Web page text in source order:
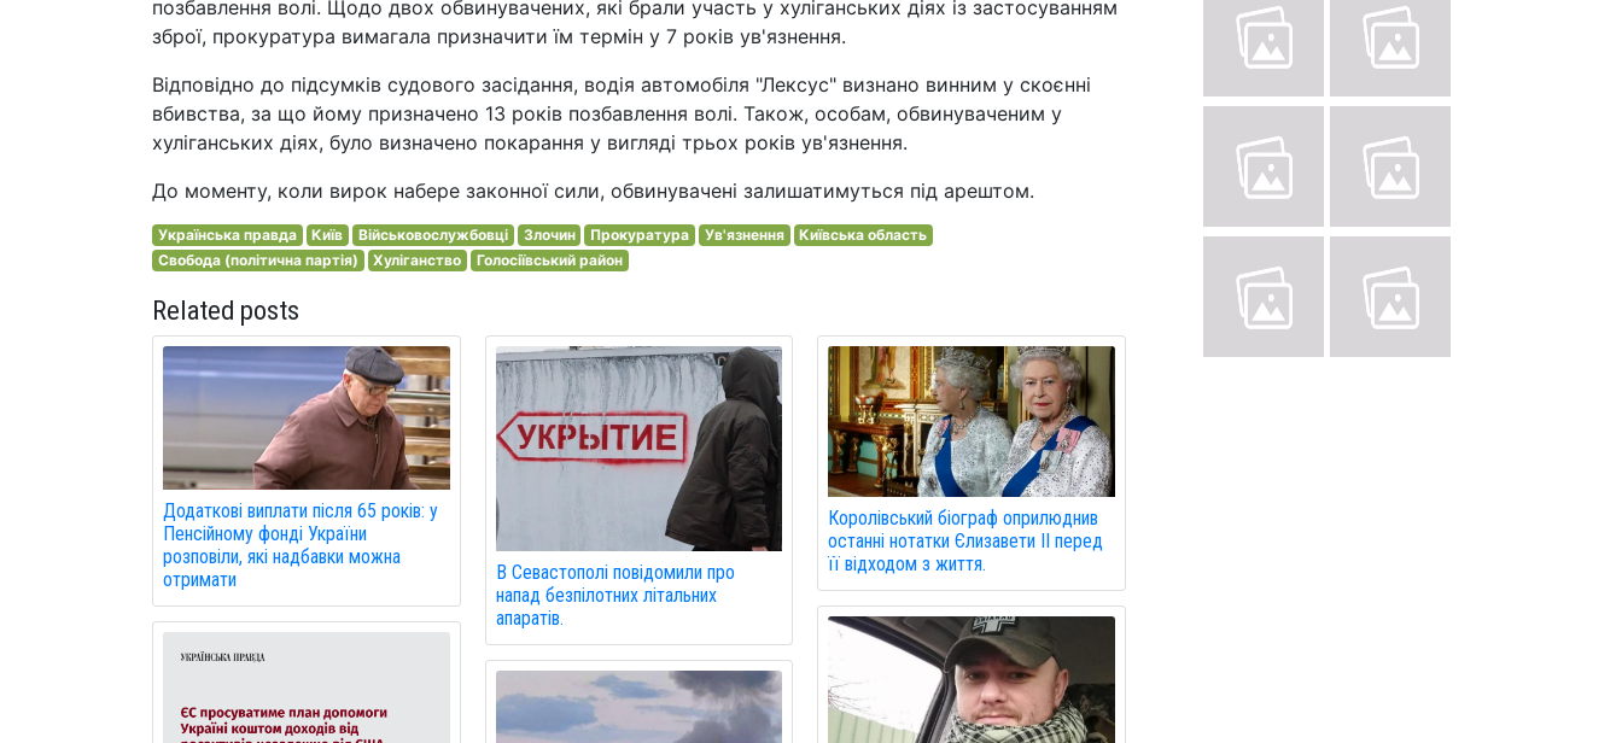
позбавлення волі. Щодо двох обвинувачених, які брали участь у хуліганських діях із застосуванням
зброї, прокуратура вимагала призначити їм термін у 7 років ув'язнення.
Відповідно до підсумків судового засідання, водія автомобіля "Лексус" визнано винним у скоєнні
вбивства, за що йому призначено 13 років позбавлення волі. Також, особам, обвинуваченим у
хуліганських діях, було визначено покарання у вигляді трьох років ув'язнення.
До моменту, коли вирок набере законної сили, обвинувачені залишатимуться під арештом.
Українська правда Київ Військовослужбовці Злочин Прокуратура Ув'язнення
Київська область
Свобода (політична партія)
Хуліганство Голосіївський район
Related posts
Додаткові виплати після 65 років: у
Пенсійному фонді України
розповіли, які надбавки можна
отримати
В Севастополі повідомили про
напад безпілотних літальних
апаратів.
Королівський біограф оприлюднив
останні нотатки Єлизавети II перед
її відходом з життя.